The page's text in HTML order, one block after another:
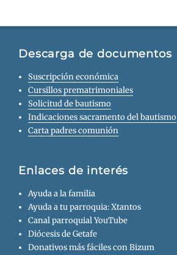
Descarga de documentos
Suscripción económica
Cursillos prematrimoniales
Solicitud de bautismo
Indicaciones sacramento del bautismo
Carta padres comunión
Enlaces de interés
Ayuda a la familia
Ayuda a tu parroquia: Xtantos
Canal parroquial YouTube
Diócesis de Getafe
Donativos más fáciles con Bizum